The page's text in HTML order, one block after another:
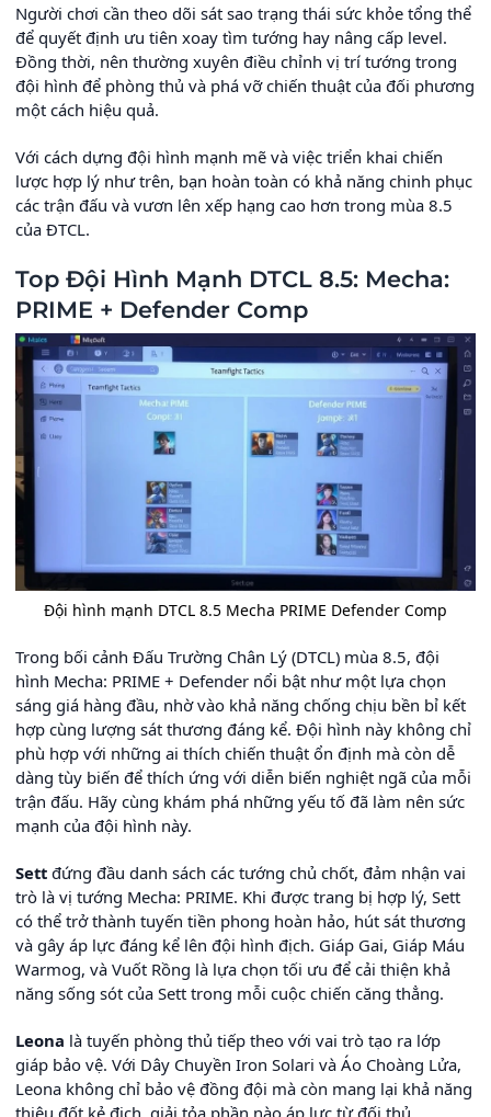
Người chơi cần theo dõi sát sao trạng thái sức khỏe tổng thể
để quyết định ưu tiên xoay tìm tướng hay nâng cấp level.
Đồng thời, nên thường xuyên điều chỉnh vị trí tướng trong
đội hình để phòng thủ và phá vỡ chiến thuật của đối phương
một cách hiệu quả.
Với cách dựng đội hình mạnh mẽ và việc triển khai chiến
lược hợp lý như trên, bạn hoàn toàn có khả năng chinh phục
các trận đấu và vươn lên xếp hạng cao hơn trong mùa 8.5
của ĐTCL.
Top Đội Hình Mạnh DTCL 8.5: Mecha:
PRIME + Defender Comp
Đội hình mạnh DTCL 8.5 Mecha PRIME Defender Comp
Trong bối cảnh Đấu Trường Chân Lý (DTCL) mùa 8.5, đội
hình Mecha: PRIME + Defender nổi bật như một lựa chọn
sáng giá hàng đầu, nhờ vào khả năng chống chịu bền bỉ kết
hợp cùng lượng sát thương đáng kể. Đội hình này không chỉ
phù hợp với những ai thích chiến thuật ổn định mà còn dễ
dàng tùy biến để thích ứng với diễn biến nghiệt ngã của mỗi
trận đấu. Hãy cùng khám phá những yếu tố đã làm nên sức
mạnh của đội hình này.
Sett đứng đầu danh sách các tướng chủ chốt, đảm nhận vai
trò là vị tướng Mecha: PRIME. Khi được trang bị hợp lý, Sett
có thể trở thành tuyến tiền phong hoàn hảo, hút sát thương
và gây áp lực đáng kể lên đội hình địch. Giáp Gai, Giáp Máu
Warmog, và Vuốt Rồng là lựa chọn tối ưu để cải thiện khả
năng sống sót của Sett trong mỗi cuộc chiến căng thẳng.
Leona là tuyến phòng thủ tiếp theo với vai trò tạo ra lớp
giáp bảo vệ. Với Dây Chuyền Iron Solari và Áo Choàng Lửa,
Leona không chỉ bảo vệ đồng đội mà còn mang lại khả năng